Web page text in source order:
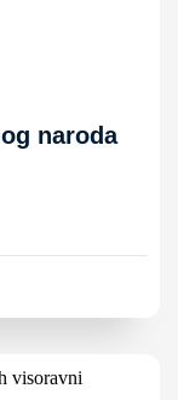
naroda